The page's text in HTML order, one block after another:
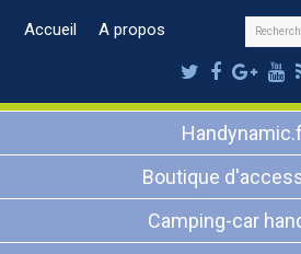
Accueil A propos
Twitter
Plus
Boutique
Camping-car